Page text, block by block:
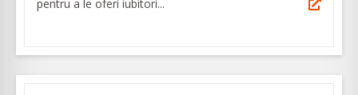
pentru a le oferi iubitori...